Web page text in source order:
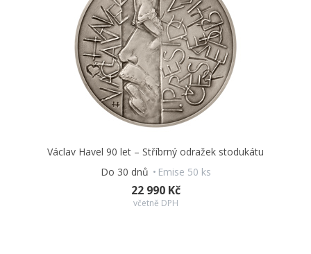
Václav Havel 90 let – Stříbrný odražek stodukátu
Do 30 dnů
Emise 50 ks
22 990 Kč
včetně DPH